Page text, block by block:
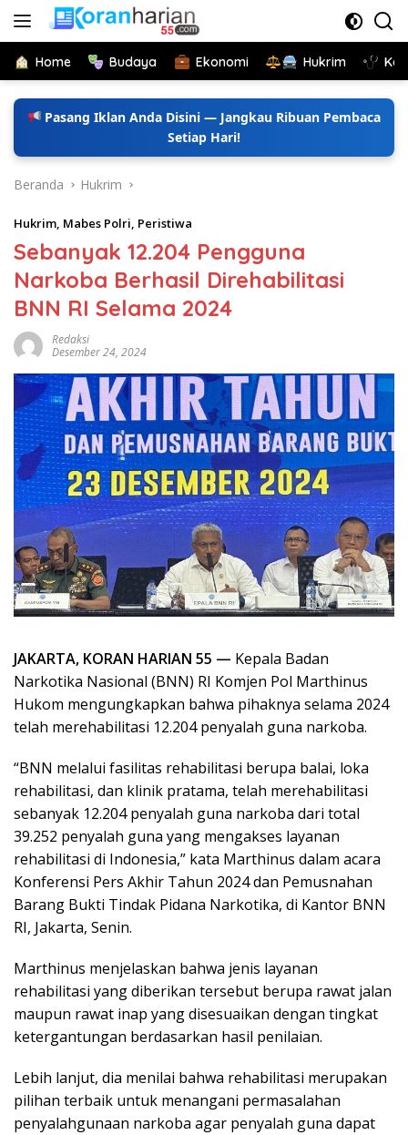
Langsung
Home Budaya Ekonomi Hukrim
Pasang Iklan Anda Disini — Jangkau Ribuan Pembaca
Setiap Hari!
Beranda Hukrim
Hukrim, Mabes Polri, Peristiwa
Sebanyak 12.204 Pengguna
Narkoba Berhasil Direhabilitasi
BNN RI Selama 2024
Redaksi
Desember 24, 2024
JAKARTA, KORAN HARIAN 55 — Kepala Badan
Narkotika Nasional (BNN) RI Komjen Pol Marthinus
Hukom mengungkapkan bahwa pihaknya selama 2024
telah merehabilitasi 12.204 penyalah guna narkoba.
“BNN melalui fasilitas rehabilitasi berupa balai, loka
rehabilitasi, dan klinik pratama, telah merehabilitasi
sebanyak 12.204 penyalah guna narkoba dari total
39.252 penyalah guna yang mengakses layanan
rehabilitasi di Indonesia,” kata Marthinus dalam acara
Konferensi Pers Akhir Tahun 2024 dan Pemusnahan
Barang Bukti Tindak Pidana Narkotika, di Kantor BNN
RI, Jakarta, Senin.
Marthinus menjelaskan bahwa jenis layanan
rehabilitasi yang diberikan tersebut berupa rawat jalan
maupun rawat inap yang disesuaikan dengan tingkat
ketergantungan berdasarkan hasil penilaian.
Lebih lanjut, dia menilai bahwa rehabilitasi merupakan
pilihan terbaik untuk menangani permasalahan
penyalahgunaan narkoba agar penyalah guna dapat